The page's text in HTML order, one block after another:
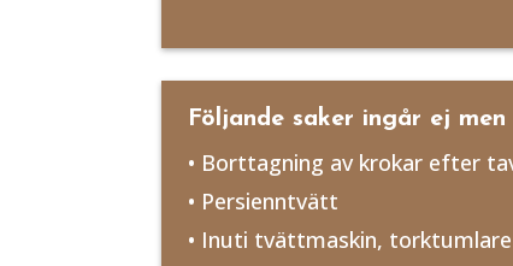
Följande saker ingår ej
• Borttagning av krokar efter
• Persienntvätt
• Inuti tvättmaskin, torktumlare